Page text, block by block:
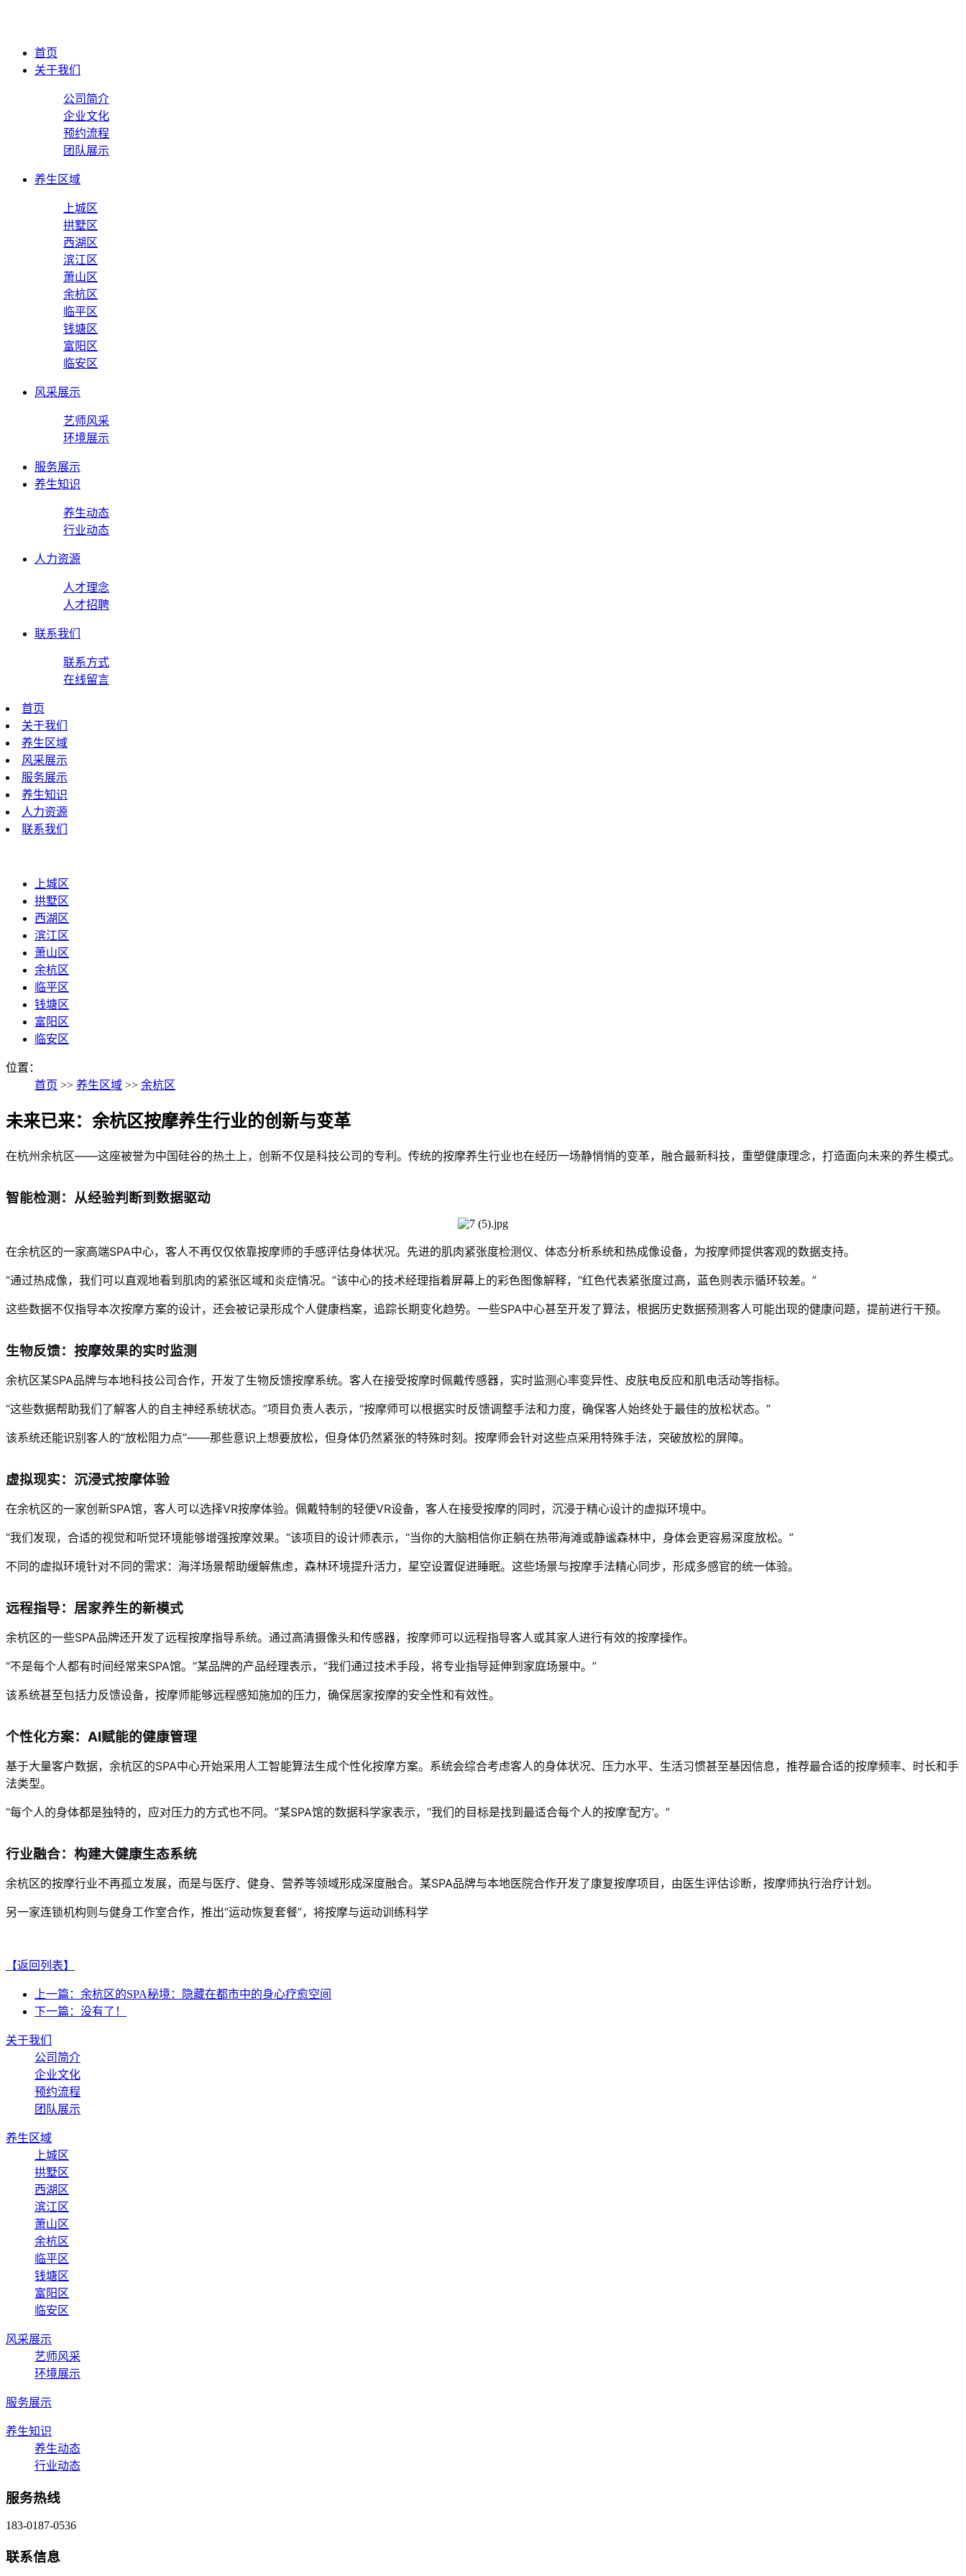
首页
关于我们
公司简介
企业文化
预约流程
团队展示
养生区域
上城区
拱墅区
西湖区
滨江区
萧山区
余杭区
临平区
钱塘区
富阳区
临安区
风采展示
艺师风采
环境展示
服务展示
养生知识
养生动态
行业动态
人力资源
人才理念
人才招聘
联系我们
联系方式
在线留言
首页
关于我们
养生区域
风采展示
服务展示
养生知识
人力资源
联系我们
上城区
拱墅区
西湖区
滨江区
萧山区
余杭区
临平区
钱塘区
富阳区
临安区
位置：
首页 >> 养生区域 >> 余杭区
未来已来：余杭区按摩养生行业的创新与变革
在杭州余杭区——这座被誉为中国硅谷的热土上，创新不仅是科技公司的专利。传统的按摩养生行业也在经历一场静悄悄的变革，融合最新科技，重塑健康理念，打造面向未来的养生模式。
智能检测：从经验判断到数据驱动
在余杭区的一家高端SPA中心，客人不再仅仅依靠按摩师的手感评估身体状况。先进的肌肉紧张度检测仪、体态分析系统和热成像设备，为按摩师提供客观的数据支持。
“通过热成像，我们可以直观地看到肌肉的紧张区域和炎症情况。”该中心的技术经理指着屏幕上的彩色图像解释，“红色代表紧张度过高，蓝色则表示循环较差。”
这些数据不仅指导本次按摩方案的设计，还会被记录形成个人健康档案，追踪长期变化趋势。一些SPA中心甚至开发了算法，根据历史数据预测客人可能出现的健康问题，提前进行干预。
生物反馈：按摩效果的实时监测
余杭区某SPA品牌与本地科技公司合作，开发了生物反馈按摩系统。客人在接受按摩时佩戴传感器，实时监测心率变异性、皮肤电反应和肌电活动等指标。
“这些数据帮助我们了解客人的自主神经系统状态。”项目负责人表示，“按摩师可以根据实时反馈调整手法和力度，确保客人始终处于最佳的放松状态。”
该系统还能识别客人的“放松阻力点”——那些意识上想要放松，但身体仍然紧张的特殊时刻。按摩师会针对这些点采用特殊手法，突破放松的屏障。
虚拟现实：沉浸式按摩体验
在余杭区的一家创新SPA馆，客人可以选择VR按摩体验。佩戴特制的轻便VR设备，客人在接受按摩的同时，沉浸于精心设计的虚拟环境中。
“我们发现，合适的视觉和听觉环境能够增强按摩效果。”该项目的设计师表示，“当你的大脑相信你正躺在热带海滩或静谧森林中，身体会更容易深度放松。”
不同的虚拟环境针对不同的需求：海洋场景帮助缓解焦虑，森林环境提升活力，星空设置促进睡眠。这些场景与按摩手法精心同步，形成多感官的统一体验。
远程指导：居家养生的新模式
余杭区的一些SPA品牌还开发了远程按摩指导系统。通过高清摄像头和传感器，按摩师可以远程指导客人或其家人进行有效的按摩操作。
“不是每个人都有时间经常来SPA馆。”某品牌的产品经理表示，“我们通过技术手段，将专业指导延伸到家庭场景中。”
该系统甚至包括力反馈设备，按摩师能够远程感知施加的压力，确保居家按摩的安全性和有效性。
个性化方案：AI赋能的健康管理
基于大量客户数据，余杭区的SPA中心开始采用人工智能算法生成个性化按摩方案。系统会综合考虑客人的身体状况、压力水平、生活习惯甚至基因信息，推荐最合适的按摩频率、时长和手
法类型。
“每个人的身体都是独特的，应对压力的方式也不同。”某SPA馆的数据科学家表示，“我们的目标是找到最适合每个人的按摩‘配方’。”
行业融合：构建大健康生态系统
余杭区的按摩行业不再孤立发展，而是与医疗、健身、营养等领域形成深度融合。某SPA品牌与本地医院合作开发了康复按摩项目，由医生评估诊断，按摩师执行治疗计划。
另一家连锁机构则与健身工作室合作，推出“运动恢复套餐”，将按摩与运动训练科学
【返回列表】
上一篇：余杭区的SPA秘境：隐藏在都市中的身心疗愈空间
下一篇：没有了！
关于我们
公司简介
企业文化
预约流程
团队展示
养生区域
上城区
拱墅区
西湖区
滨江区
萧山区
余杭区
临平区
钱塘区
富阳区
临安区
风采展示
艺师风采
环境展示
服务展示
养生知识
养生动态
行业动态
服务热线
183-0187-0536
联系信息